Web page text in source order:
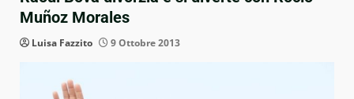
Muñoz Morales
Luisa Fazzito 9 Ottobre 2013